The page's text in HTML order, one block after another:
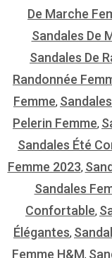
De Marche
Sandales De
Sandales De
Randonnée
Femme,
Pelerin Femme,
Sandales Été
Femme 2023,
Sandales
Confortable,
Élégantes,
Femme H&m,